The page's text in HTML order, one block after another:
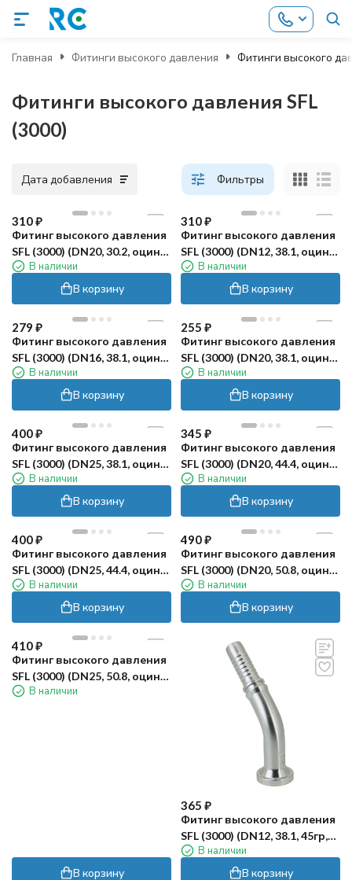
Главная Фитинги высокого давления Фитинги высокого
Фитинги высокого давления SFL
(3000)
Дата добавления Фильтры
310₽
Фитинг высокого давления
SFL (3000) (DN20, 30.2, оцинк)
RobinВ наличии
В корзину
310₽
Фитинг высокого давления
SFL (3000) (DN12, 38.1, оцинк)
RobinВ наличии
В корзину
279 ₽
Фитинг высокого давления
SFL (3000) (DN16, 38.1, оцинк)
RobinВ наличии
В корзину
255 ₽
Фитинг высокого давления
SFL (3000) (DN20, 38.1, оцинк)
RobinВ наличии
В корзину
400₽
Фитинг высокого давления
SFL (3000) (DN25, 38.1, оцинк)
RobinВ наличии
В корзину
345 ₽
Фитинг высокого давления
SFL (3000) (DN20, 44.4, оцинк)
RobinВ наличии
В корзину
400₽
Фитинг высокого давления
SFL (3000) (DN25, 44.4, оцинк)
RobinВ наличии
В корзину
490₽
Фитинг высокого давления
SFL (3000) (DN20, 50.8, оцинк)
RobinВ наличии
В корзину
410₽
Фитинг высокого давления
SFL (3000) (DN25, 50.8, оцинк)
RobinВ наличии
В корзину
365 ₽
Фитинг высокого давления
SFL (3000) (DN12, 38.1, 45гр,
оцинк) Robin
В наличии
В корзину